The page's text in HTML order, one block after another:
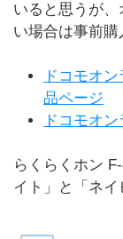
いると思うが
い場合は事前購
ドコモオ
品ページ
ドコモオ
らくらくホン
イト」と「ネイ